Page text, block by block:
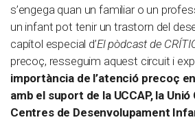
s’engega quan un familiar o un
un infant pot tenir un trastorn del
capítol especial d’El pòdcast de
precoç, resseguim aquest circuit i
importància de l’atenció precoç
amb el suport de la UCCAP, la Unió
Centres de Desenvolupament